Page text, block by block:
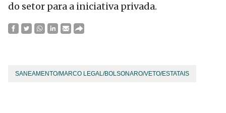
do setor para a iniciativa privada.
SANEAMENTO/MARCO LEGAL/BOLSONARO/VETO/ESTATAIS